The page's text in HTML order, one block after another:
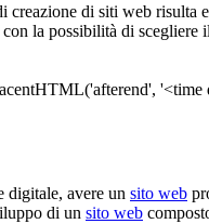
di siti web risulta
la possibilità di
digitale, avere un sito web
di un sito web